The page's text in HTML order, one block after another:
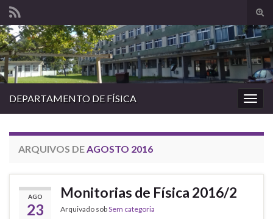
de
Search for:
DEPARTAMENTO DE FÍSICA
ARQUIVOS DE AGOSTO 2016
AGO
23
Monitorias de Física 2016/2
Arquivado sobSem categoria